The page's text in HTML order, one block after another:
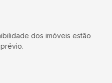
dos imóveis estão